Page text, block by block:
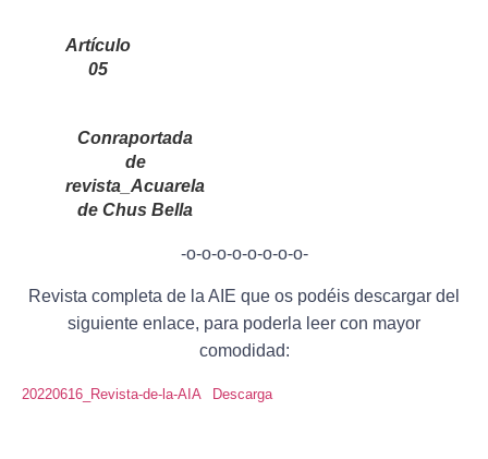
Artículo
05
Conraportada
de
revista_Acuarela
de Chus Bella
-o-o-o-o-o-o-o-o-
Revista completa de la AIE que os podéis descargar del
siguiente enlace, para poderla leer con mayor
comodidad:
20220616_Revista-de-la-AIA Descarga